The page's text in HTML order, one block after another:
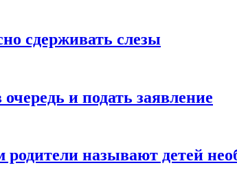
сдерживать слезы
и подать заявление
родители называют детей